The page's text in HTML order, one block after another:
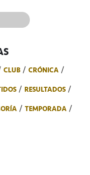
CLUB
CRÓNICA
RESULTADOS
TEMPORADA